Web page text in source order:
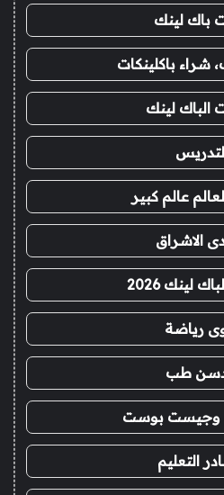
باك لينك
شراء باكلينكات
الباك لينك
عالم كبير
الاشراق
لينك 2026
رياضة
طب
وجيست بوست
التعليم